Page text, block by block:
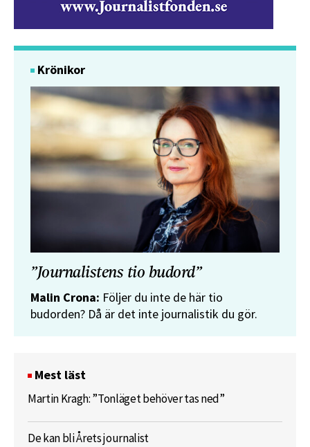
Krönikor
”Journalistens tio budord”
Malin Crona: Följer du inte de här tio
budorden? Då är det inte journalistik du gör.
Mest läst
Martin Kragh: ”Tonläget behöver tas ned”
De kan bli Årets journalist